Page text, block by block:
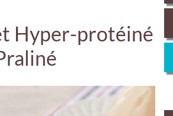
Hyper-protéiné